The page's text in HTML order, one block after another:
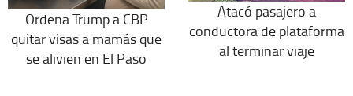
Ordena Trump a CBP
quitar visas a mamás que
se alivien en El Paso
Atacó pasajero a
conductora de plataforma
al terminar viaje